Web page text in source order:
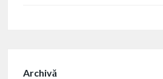
Archivă